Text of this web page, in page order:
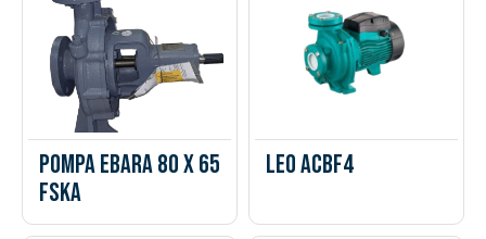
Pompa Ebara 80 x 65
FSKA
Leo ACBF4